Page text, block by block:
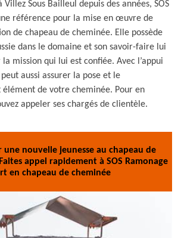
Sous Bailleul depuis des années, SOS
référence pour la mise en œuvre de
de chapeau de cheminée. Elle possède
dans le domaine et son savoir-faire lui
mission qui lui est confiée. Avec l’appui
aussi assurer la pose et le
élément de votre cheminée. Pour en
appeler ses chargés de clientèle.
une nouvelle jeunesse au chapeau de
appel rapidement à SOS Ramonage
en chapeau de cheminée